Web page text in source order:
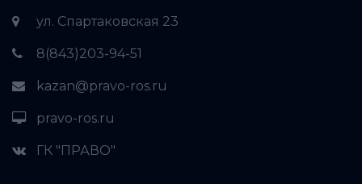
ул. Спартаковская 23
8(843)203-94-51
kazan@pravo-ros.ru
pravo-ros.ru
ГК "ПРАВО"